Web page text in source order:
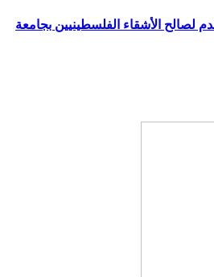
لصالح الأشقاء الفلسطينيين بجامعة